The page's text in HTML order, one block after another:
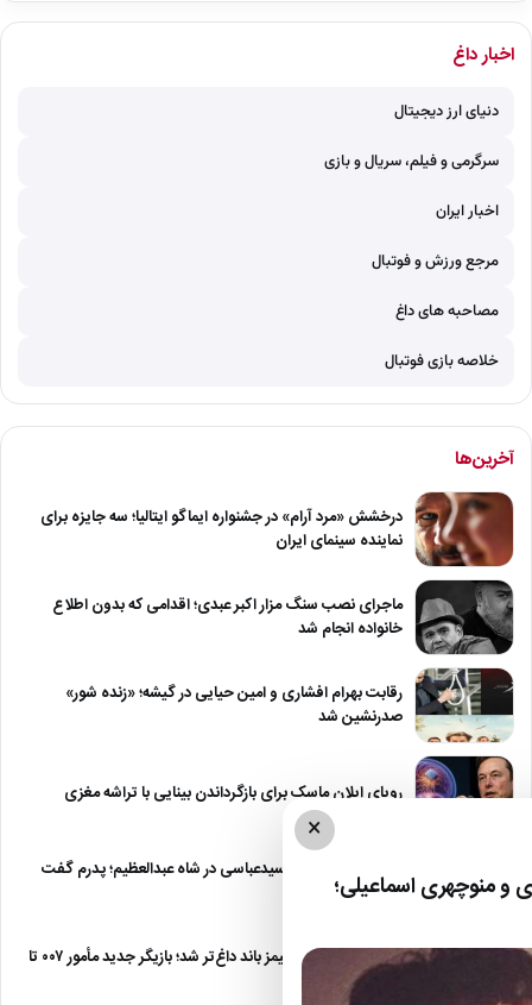
اخبار داغ
دنیای ارز دیجیتال
سرگرمی و فیلم، سریال و بازی
اخبار ایران
مرجع ورزش و فوتبال
مصاحبه های داغ
خلاصه بازی فوتبال
آخرین‌ها
درخشش «مرد آرام» در جشنواره ایماگو ایتالیا؛ سه جایزه برای
نماینده سینمای ایران
ماجرای نصب سنگ مزار اکبر عبدی؛ اقدامی که بدون اطلاع
خانواده انجام شد
رقابت بهرام افشاری و امین حیایی در گیشه؛ «زنده شور»
صدرنشین شد
رویای ایلان ماسک برای بازگرداندن بینایی با تراشه مغزی
درگیری شدید داود سیدعباسی در شاه عبدالعظیم؛ پدرم گفت
طرف مُرد!
رقابت برای نقش جیمز باند داغ‌تر شد؛ بازیگر جدید مأمور ۰۰۷ تا
پایان…
×
منوچهری اسماعیلی؛